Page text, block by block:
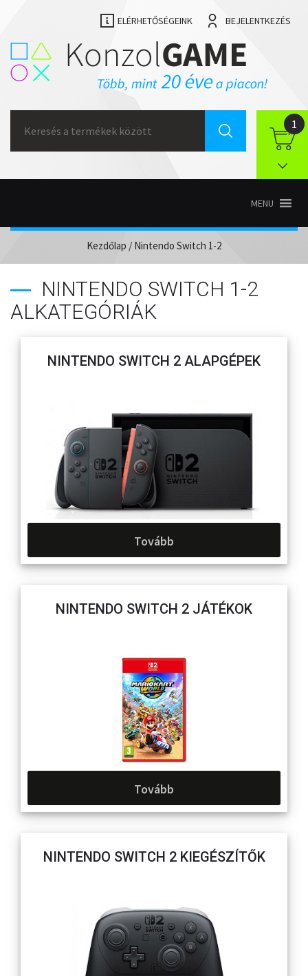
ELÉRHETŐSÉGEINK BEJELENTKEZÉS
for:
1
MENU
Kezdőlap / Nintendo Switch 1-2
NINTENDO SWITCH 1-2
ALKATEGÓRIÁK
NINTENDO SWITCH 2 ALAPGÉPEK
Tovább
NINTENDO SWITCH 2 JÁTÉKOK
Tovább
NINTENDO SWITCH 2 KIEGÉSZÍTŐK